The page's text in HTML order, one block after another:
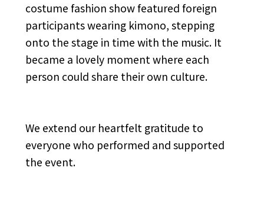
costume fashion show featured foreign
participants wearing kimono, stepping
onto the stage in time with the music. It
became a lovely moment where each
person could share their own culture.
We extend our heartfelt gratitude to
everyone who performed and supported
the event.